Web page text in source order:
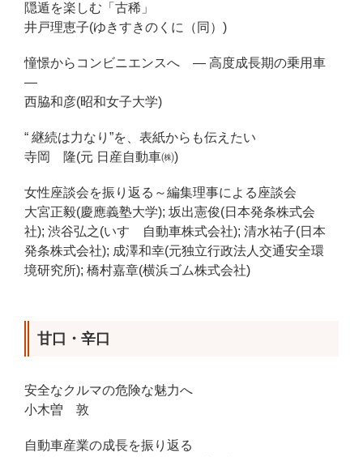
隠遁を楽しむ「古稀」
井戸理恵子(ゆきすきのくに（同）)
憧憬からコンビニエンスへ ― 高度成長期の乗用車
―
西脇和彦(昭和女子大学)
“ 継続は力なり”を、表紙からも伝えたい
寺岡 隆(元 日産自動車㈱)
女性座談会を振り返る～編集理事による座談会
大宮正毅(慶應義塾大学); 坂出憲俊(日本発条株式会
社); 渋谷弘之(いすゞ自動車株式会社); 清水祐子(日本
発条株式会社); 成澤和幸(元独立行政法人交通安全環
境研究所); 橋村嘉章(横浜ゴム株式会社)
甘口・辛口
安全なクルマの危険な魅力へ
小木曽 敦
自動車産業の成長を振り返る